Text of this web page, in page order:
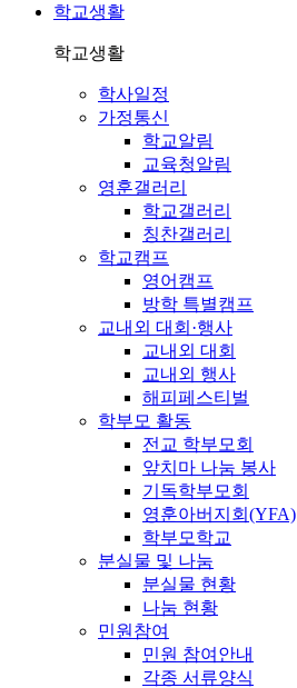
학교생활
학교생활
학사일정
가정통신
학교알림
교육청알림
영훈갤러리
학교갤러리
칭찬갤러리
학교캠프
영어캠프
방학 특별캠프
교내외 대회·행사
교내외 대회
교내외 행사
해피페스티벌
학부모 활동
전교 학부모회
앞치마 나눔 봉사
기독학부모회
영훈아버지회(YFA)
학부모학교
분실물 및 나눔
분실물 현황
나눔 현황
민원참여
민원 참여안내
각종 서류양식